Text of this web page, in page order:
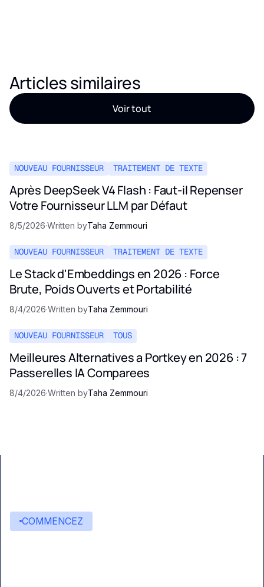
Articles similaires
Voir tout
NOUVEAU FOURNISSEUR TRAITEMENT DE TEXTE
Après DeepSeek V4 Flash : Faut-il Repenser
Votre Fournisseur LLM par Défaut
8/5/2026·Written byTaha Zemmouri
NOUVEAU FOURNISSEUR TRAITEMENT DE TEXTE
Le Stack d'Embeddings en 2026 : Force
Brute, Poids Ouverts et Portabilité
8/4/2026·Written byTaha Zemmouri
NOUVEAU FOURNISSEUR TOUS
Meilleures Alternatives a Portkey en 2026 : 7
Passerelles IA Comparees
8/4/2026·Written byTaha Zemmouri
COMMENCEZ